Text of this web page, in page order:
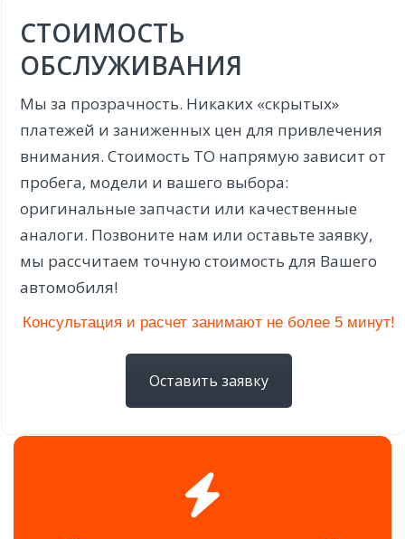
СТОИМОСТЬ
ОБСЛУЖИВАНИЯ
Мы за прозрачность. Никаких «скрытых»
платежей и заниженных цен для привлечения
внимания. Стоимость ТО напрямую зависит от
пробега, модели и вашего выбора:
оригинальные запчасти или качественные
аналоги. Позвоните нам или оставьте заявку,
мы рассчитаем точную стоимость для Вашего
автомобиля!
Консультация и расчет занимают не более 5 минут!
Оставить заявку